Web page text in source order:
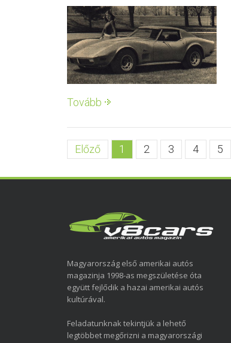
Tovább
Előző 1 2 3 4 5
Magyarország első amerikai autós
magazinja 1998-as megszületése óta
együtt fejlődik a hazai amerikai autós
kultúrával.
Feladatunknak tekintjük a lehető
legtöbbet megőrizni a magyarországi